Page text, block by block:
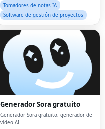
Tomadores de notas IA
Software de gestión de proyectos
Generador Sora gratuito
Generador Sora gratuito, generador de
vídeo AI